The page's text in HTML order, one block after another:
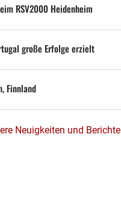
RSV2000 Heidenheim
große Erfolge erzielt
Finnland
Neuigkeiten und Berichte